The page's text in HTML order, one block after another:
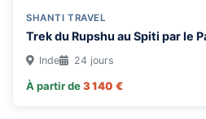
Pérou
SHANTI TRAVEL
Trek du Rupshu au Spiti par le
Inde 24 jours
À partir de3 140 €